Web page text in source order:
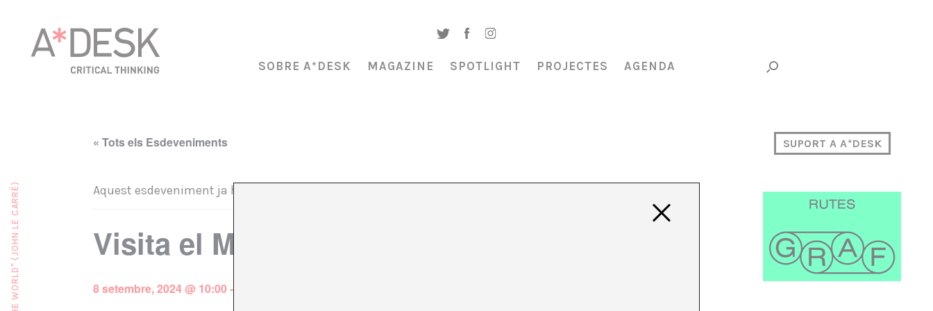
SOBRE A*DESK MAGAZINE SPOTLIGHT PROJECTES AGENDA
« Tots els Esdeveniments
Aquest esdeveniment ja ha passat.
Visita el Mirador del CCCB
8 setembre, 2024 @ 10:00-
SUPORT A A*DESK